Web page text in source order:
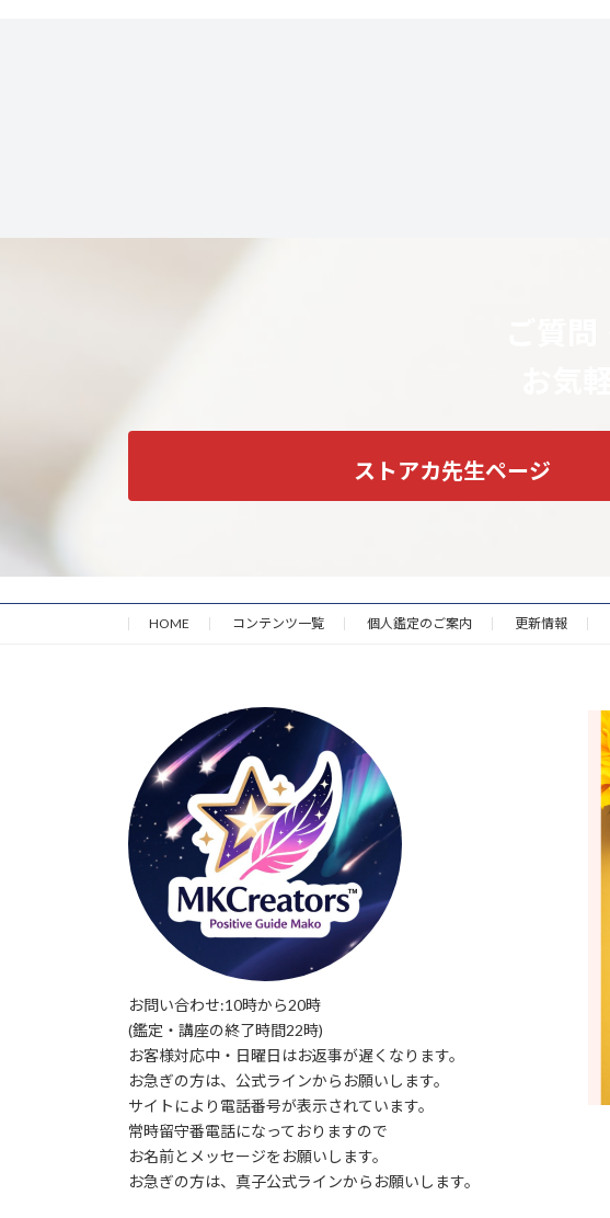
ストアカ先生ページ
HOME コンテンツ一覧 個人鑑定のご案内 更新情報
お問い合わせ:10時から20時
(鑑定・講座の終了時間22時)
お客様対応中・日曜日はお返事が遅くなります。
お急ぎの方は、公式ラインからお願いします。
サイトにより電話番号が表示されています。
常時留守番電話になっておりますので
お名前とメッセージをお願いします。
お急ぎの方は、真子公式ラインからお願いします。